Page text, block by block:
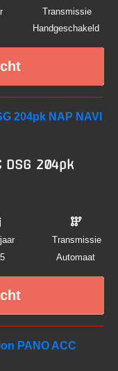
Transmissie
Handgeschakeld
DSG 204pk
Transmissie
Automaat